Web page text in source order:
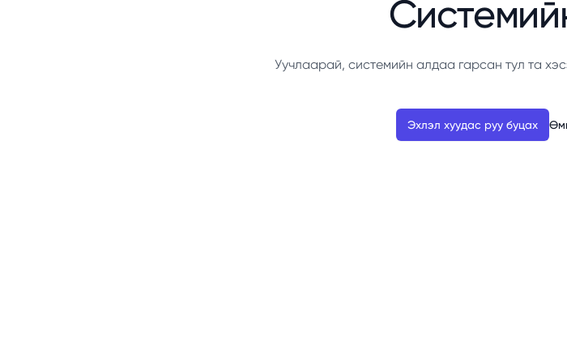
Уучлаарай, системийн алдаа гарсан тул та
Эхлэл хуудас руу буцах